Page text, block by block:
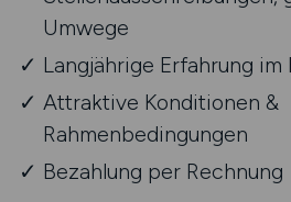
Umwege
Langjährige Erfahrung im
Attraktive Konditionen &
Rahmenbedingungen
Bezahlung per Rechnung